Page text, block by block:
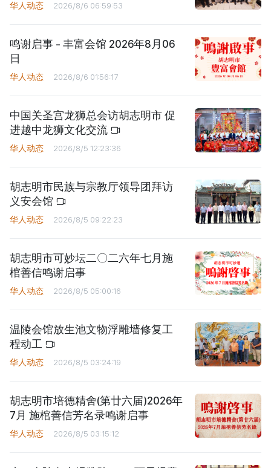
华人动态 2026/8/6 06:59:53
鸣谢启事 - 丰富会馆 2026年8月06
日
华人动态 2026/8/6 01:56:17
中国关圣宫龙狮总会访胡志明市 促
进越中龙狮文化交流
华人动态 2026/8/5 12:23:36
胡志明市民族与宗教厅领导团拜访
义安会馆
华人动态 2026/8/5 09:22:23
胡志明市可妙坛二〇二六年七月施
棺善信鸣谢启事
华人动态 2026/8/5 05:00:16
温陵会馆放生池文物浮雕墙修复工
程动工
华人动态 2026/8/5 03:24:19
胡志明市培德精舍(第廿六届)2026年
7月 施棺善信芳名录鸣谢启事
华人动态 2026/8/5 03:15:12